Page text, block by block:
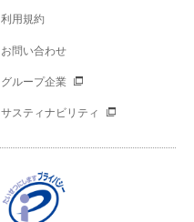
利用規約
お問い合わせ
グループ企業
サスティナビリティ